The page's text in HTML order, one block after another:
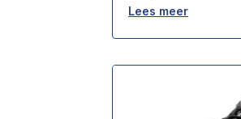
Lees meer